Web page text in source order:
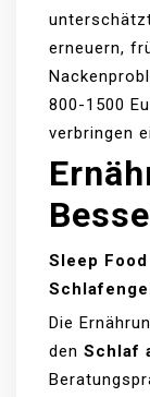
erneuern,
800-1500
verbringen
Sleep
Die
den Schlaf